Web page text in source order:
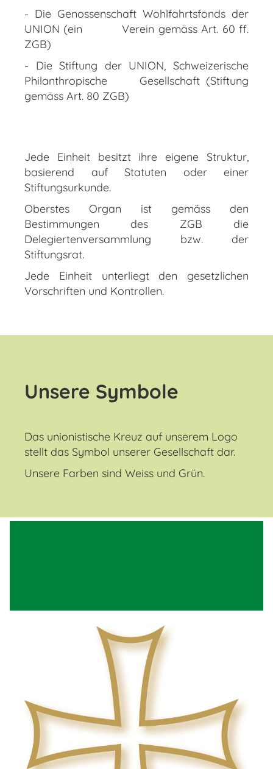
- Die Genossenschaft Wohlfahrtsfonds der
UNION (ein Verein gemäss Art. 60 ff.
ZGB)
- Die Stiftung der UNION, Schweizerische
Philanthropische Gesellschaft (Stiftung
gemäss Art. 80 ZGB)
Jede Einheit besitzt ihre eigene Struktur,
basierend auf Statuten oder einer
Stiftungsurkunde.
Oberstes Organ ist gemäss den
Bestimmungen des ZGB die
Delegiertenversammlung bzw. der
Stiftungsrat.
Jede Einheit unterliegt den gesetzlichen
Vorschriften und Kontrollen.
Unsere Symbole
Das unionistische Kreuz auf unserem Logo
stellt das Symbol unserer Gesellschaft dar.
Unsere Farben sind Weiss und Grün.